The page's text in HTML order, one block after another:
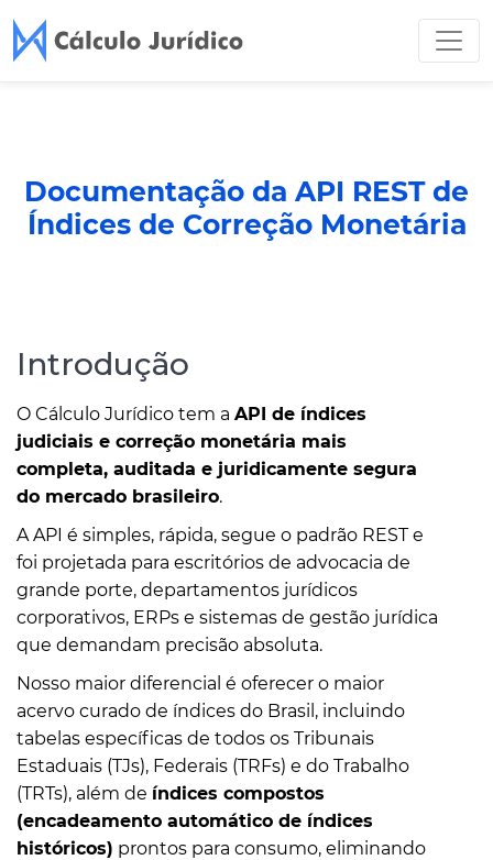
Documentação da API REST de
Índices de Correção Monetária
Introdução
O Cálculo Jurídico tem a API de índices
judiciais e correção monetária mais
completa, auditada e juridicamente segura
do mercado brasileiro.
A API é simples, rápida, segue o padrão REST e
foi projetada para escritórios de advocacia de
grande porte, departamentos jurídicos
corporativos, ERPs e sistemas de gestão jurídica
que demandam precisão absoluta.
Nosso maior diferencial é oferecer o maior
acervo curado de índices do Brasil, incluindo
tabelas específicas de todos os Tribunais
Estaduais (TJs), Federais (TRFs) e do Trabalho
(TRTs), além de índices compostos
(encadeamento automático de índices
históricos) prontos para consumo, eliminando